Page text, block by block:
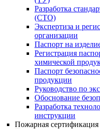
Разработка
(СТО)
Экспертиза и
организации
Паспорт на
Регистрация
химической
Паспорт
продукции
Руководство по
Обоснование
Разработка
инструкции
Пожарная сертификация